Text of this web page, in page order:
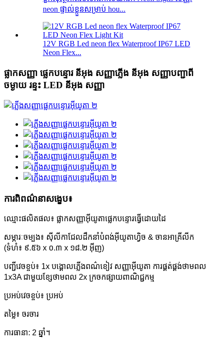
neon ផ្ទាល់ខ្លួនសម្រាប់ hou...
12V RGB Led neon flex Waterproof IP67 LED
Neon Flex...
ផ្លាកសញ្ញា ផ្លេកបន្ទោរ នីអុង សញ្ញាភ្លើង នីអុង សញ្ញាបញ្ជាពី
ចម្ងាយ រន្ទះ LED នីអុង សញ្ញា
ការពិពណ៌នាសង្ខេប៖
ឈ្មោះផលិតផល៖ ផ្លាកសញ្ញាអ៊ីយូតាផ្លេកបន្ទោរធ្វើដោយដៃ
សម្ភារៈចម្បង៖ ស៊ីលីកាជែលដឹកនាំបំពង់អ៊ីយូតាហ្វិច & ចានអាគ្រីលីក
(ទំហំ៖ ៩.៥៦ x ០.៣ x ១៨.២ អ៊ីញ)
បញ្ជីវេចខ្ចប់៖ 1x បង្គោលភ្លើងពណ៌ខៀវ សញ្ញាអ៊ីយូតា ការផ្គត់ផ្គង់ថាមពល
1x3A ជាមួយខ្សែថាមពល 2x ក្រចកផ្សាយពាណិជ្ជកម្ម
ប្រអប់វេចខ្ចប់៖ ប្រអប់
តម្លៃ៖ ចរចារ
ការធានា: 2 ឆ្នាំ។